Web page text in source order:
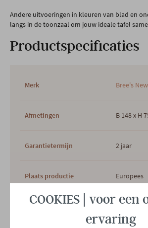
Andere uitvoeringen in kleuren van blad en
langs in de toonzaal om jouw ideale tafel
Productspecificaties
Bekijk alle
Merk Bree's
Afmetingen B 148 x H
Garantietermijn 2 jaar
Plaats productie Europees
Vorm Organisch
COOKIES | voor een
ervaring